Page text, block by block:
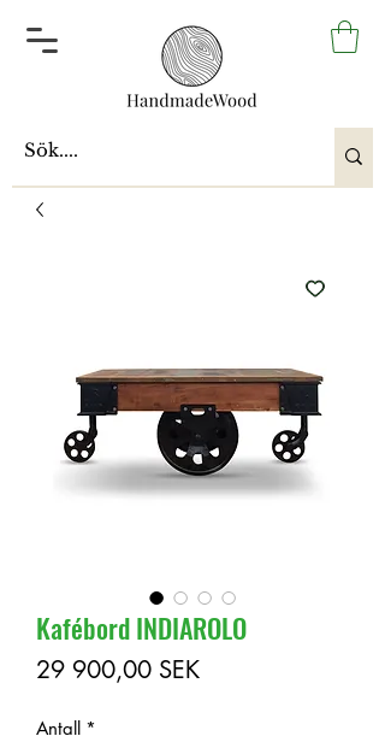
Kafébord INDIAROLO
29 900,00 SEKPris
Antall *